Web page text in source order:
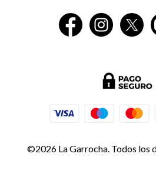
©2026 La Garrocha. Todos los